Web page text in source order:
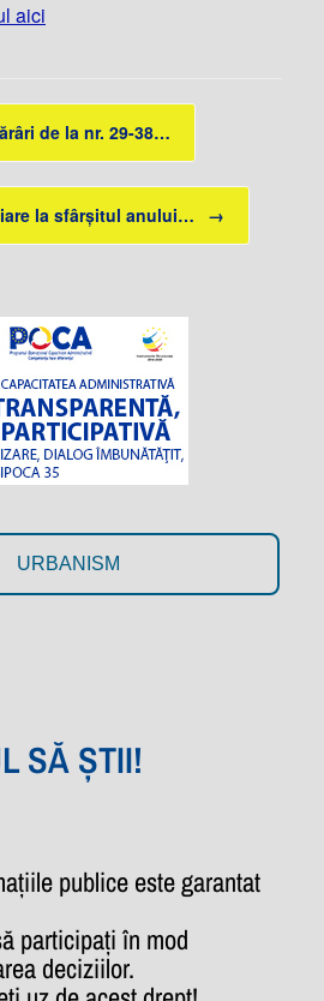
aici
de la nr. 29-38…
la sfârșitul anului… →
URBANISM
SĂ ȘTII!
publice este garantat
participați în mod
deciziilor.